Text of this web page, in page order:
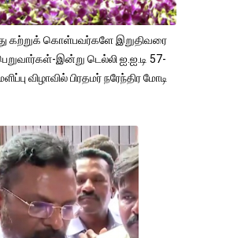
கற்றுக் கொள்பவர்களே இறுதிவரை
இன்று டெல்லி ஐ.ஐ.டி 57-
விழாவில் பிரதமர் நரேந்திர மோடி